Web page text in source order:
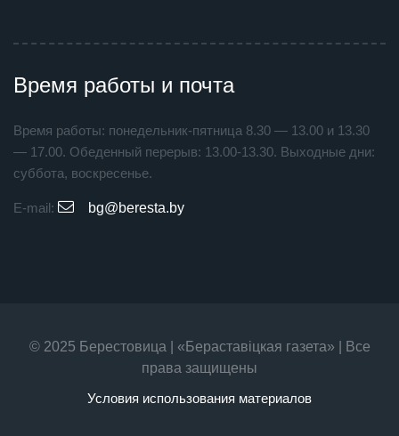
Время работы и почта
Время работы: понедельник-пятница 8.30 — 13.00 и 13.30
— 17.00. Обеденный перерыв: 13.00-13.30. Выходные дни:
суббота, воскресенье.
E-mail: bg@beresta.by
© 2025 Берестовица | «Бераставiцкая газета» | Все
права защищены
Условия использования материалов